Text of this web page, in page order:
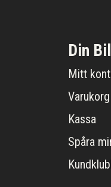
Din
Mitt
Varukorg
Kassa
Spåra